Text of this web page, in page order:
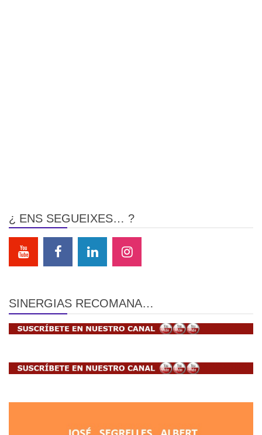
¿ ENS SEGUEIXES… ?
SINERGIAS RECOMANA…